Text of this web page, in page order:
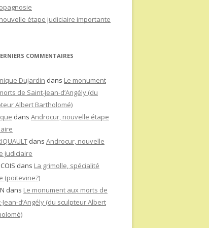
étape judiciaire importante
COMMENTAIRES
Dujardin dans Le monument
de Saint-Jean-d’Angély (du
Albert Bartholomé)
dans Androcur, nouvelle étape
dans Androcur, nouvelle
judiciaire
dans La grimolle, spécialité
(poitevine?)
dans Le monument aux morts de
Jean-d’Angély (du sculpteur Albert